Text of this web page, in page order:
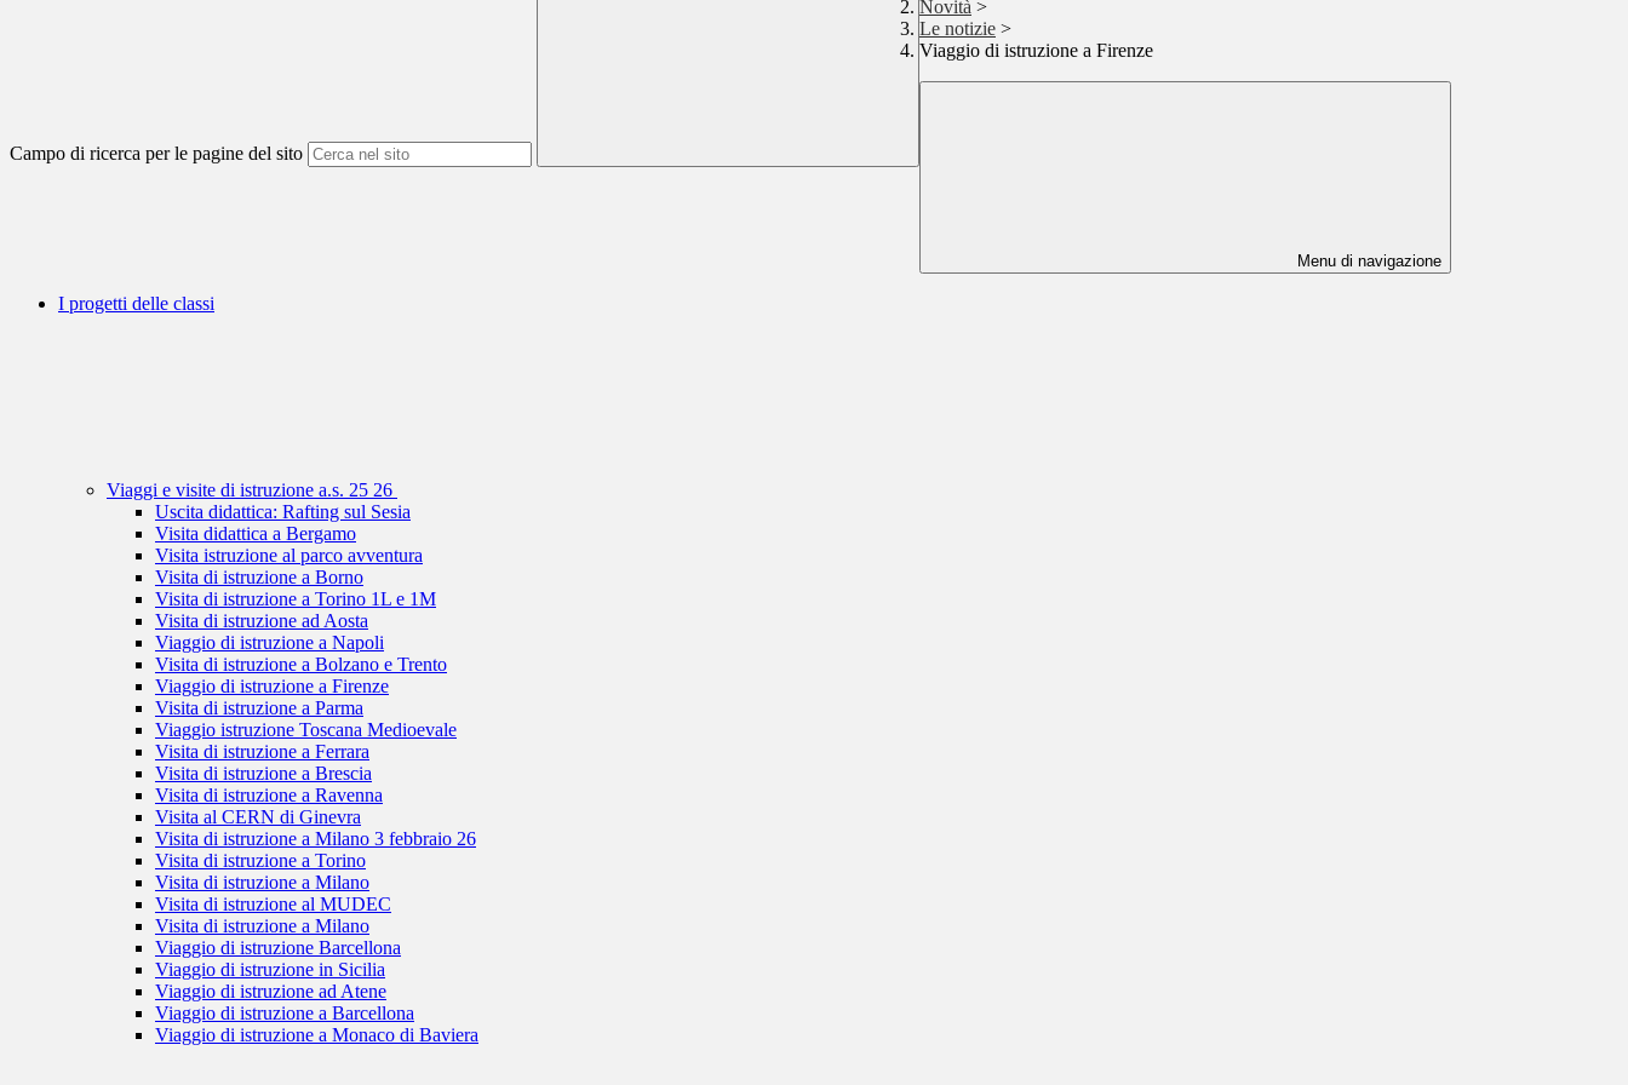
Campo di ricerca per le pagine del sito
Novità >
Le notizie >
Viaggio di istruzione a Firenze
Menu di navigazione
I progetti delle classi
Viaggi e visite di istruzione a.s. 25 26
Uscita didattica: Rafting sul Sesia
Visita didattica a Bergamo
Visita istruzione al parco avventura
Visita di istruzione a Borno
Visita di istruzione a Torino 1L e 1M
Visita di istruzione ad Aosta
Viaggio di istruzione a Napoli
Visita di istruzione a Bolzano e Trento
Viaggio di istruzione a Firenze
Visita di istruzione a Parma
Viaggio istruzione Toscana Medioevale
Visita di istruzione a Ferrara
Visita di istruzione a Brescia
Visita di istruzione a Ravenna
Visita al CERN di Ginevra
Visita di istruzione a Milano 3 febbraio 26
Visita di istruzione a Torino
Visita di istruzione a Milano
Visita di istruzione al MUDEC
Visita di istruzione a Milano
Viaggio di istruzione Barcellona
Viaggio di istruzione in Sicilia
Viaggio di istruzione ad Atene
Viaggio di istruzione a Barcellona
Viaggio di istruzione a Monaco di Baviera